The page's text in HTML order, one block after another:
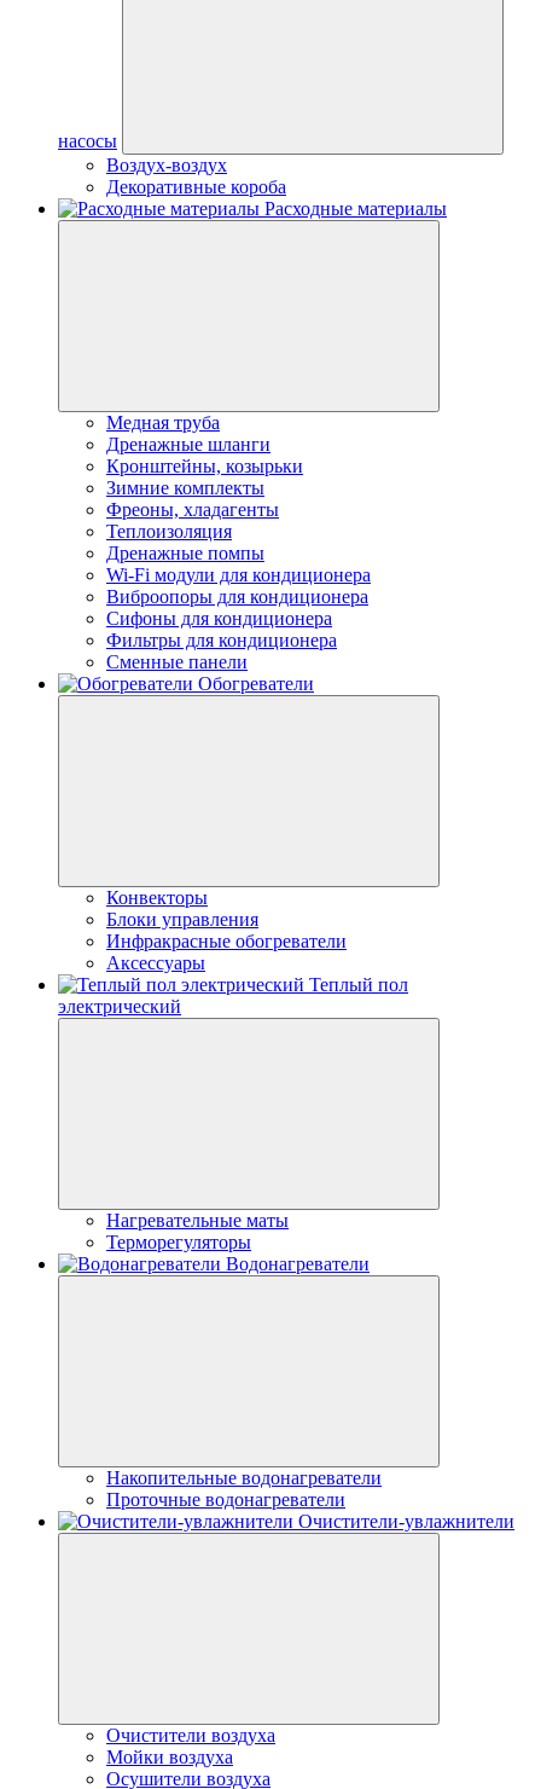
насосы
Воздух-воздух
Декоративные короба
Расходные материалы
Медная труба
Дренажные шланги
Кронштейны, козырьки
Зимние комплекты
Фреоны, хладагенты
Теплоизоляция
Дренажные помпы
Wi-Fi модули для кондиционера
Виброопоры для кондиционера
Сифоны для кондиционера
Фильтры для кондиционера
Сменные панели
Обогреватели
Конвекторы
Блоки управления
Инфракрасные обогреватели
Аксессуары
Теплый пол
электрический
Нагревательные маты
Терморегуляторы
Водонагреватели
Накопительные водонагреватели
Проточные водонагреватели
Очистители-увлажнители
Очистители воздуха
Мойки воздуха
Осушители воздуха